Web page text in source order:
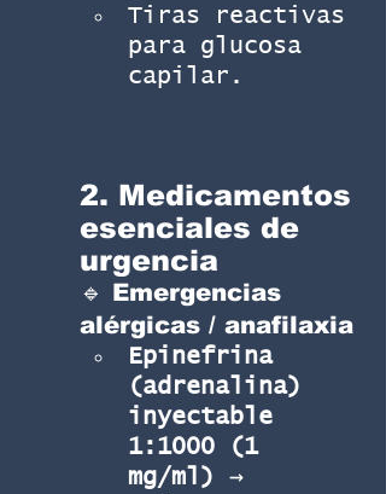
Tiras reactivas
para glucosa
capilar.
2. Medicamentos
esenciales de
urgencia
🔹 Emergencias
alérgicas / anafilaxia
Epinefrina
(adrenalina)
inyectable
1:1000 (1
mg/ml) →